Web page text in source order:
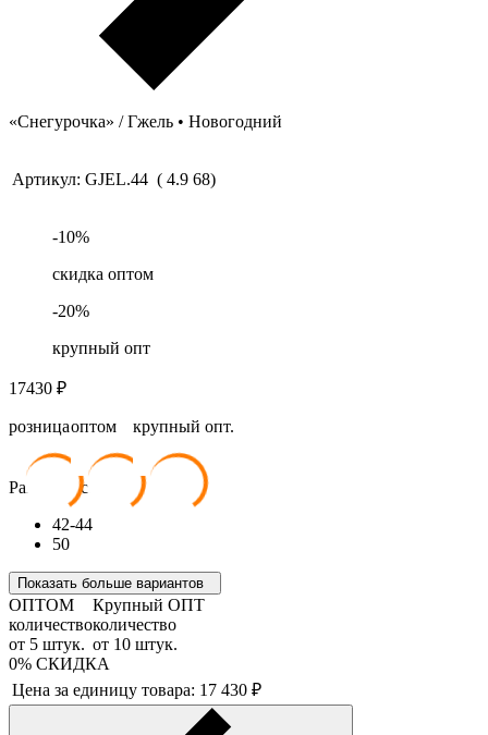
«Снегурочка» / Гжель • Новогодний
Артикул: GJEL.44 ( 4.9 68)
-10%
скидка оптом
-20%
крупный опт
17430 ₽
розницаоптом
крупный опт.
17 430 ₽ 15 687 ₽ 13 944 ₽
Размер костюма:
42-44
50
Показать больше вариантов
ОПТОМ
количество
от 5 штук.
Крупный ОПТ
количество
от 10 штук.
0% СКИДКА
Цена за единицу товара: 17 430 ₽